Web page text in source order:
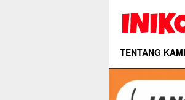
TENTANG KAMI